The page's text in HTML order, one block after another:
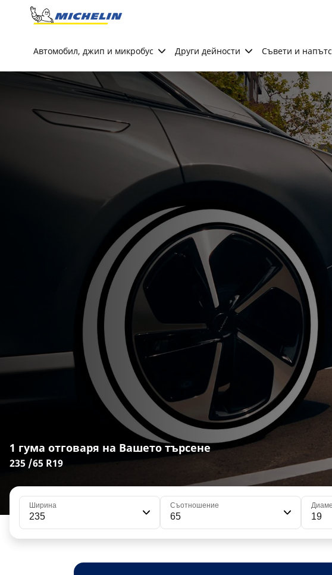
Go to page content
Автомобил, джип и микробус Други дейности Съвети и
1 гума отговаря на Вашето търсене
235 /65 R19
Ширина
235
Съотношение
65 19